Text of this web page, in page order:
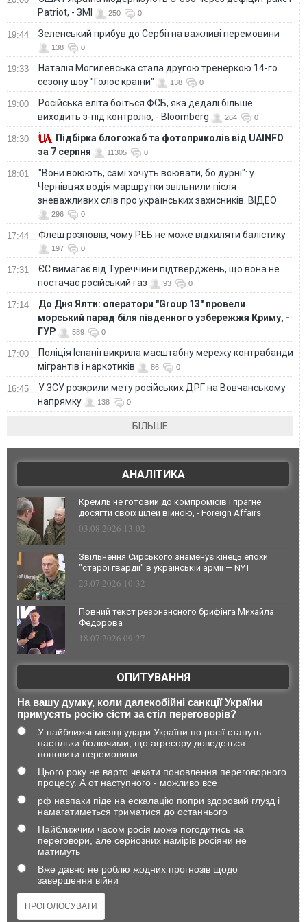
Patriot, - ЗМІ
250 0
19:44 Зеленський прибув до Сербії на важливі перемовини
138 0
19:33
Наталія Могилевська стала другою тренеркою 14-го
сезону шоу "Голос країни"
138 0
19:00
Російська еліта боїться ФСБ, яка дедалі більше
виходить з-під контролю, - Bloomberg
264 0
18:30
Підбірка блогожаб та фотоприколів від UAINFO
за 7 серпня
11305 0
18:01
"Вони воюють, самі хочуть воювати, бо дурні": у
Чернівцях водія маршрутки звільнили після
зневажливих слів про українських захисників. ВІДЕО
296 0
17:44 Флеш розповів, чому РЕБ не може відхиляти балістику
197 0
17:31
ЄС вимагає від Туреччини підтверджень, що вона не
постачає російський газ
93 0
17:14
До Дня Ялти: оператори "Group 13" провели
морський парад біля південного узбережжя Криму, -
ГУР
589 0
17:00
Поліція Іспанії викрила масштабну мережу контрабанди
мігрантів і наркотиків
86 0
16:45
У ЗСУ розкрили мету російських ДРГ на Вовчанському
напрямку
138 0
БІЛЬШЕ
АНАЛІТИКА
Кремль не готовий до компромісів і прагне
досягти своїх цілей війною, - Foreign Affairs
03.08.2026 13:02
Звільнення Сирського знаменує кінець епохи
"старої гвардії" в українській армії — NYT
23.07.2026 10:32
Повний текст резонансного брифінга Михайла
Федорова
18.07.2026 09:27
ОПИТУВАННЯ
На вашу думку, коли далекобійні санкції України
примусять росію сісти за стіл переговорів?
У найближчі місяці удари України по росії стануть
настільки болючими, що агресору доведеться
поновити перемовини
Цього року не варто чекати поновлення переговорного
процесу. А от наступного - можливо все
рф навпаки піде на ескалацію попри здоровий глузд і
намагатиметься триматися до останнього
Найближчим часом росія може погодитись на
переговори, але серйозних намірів росіяни не
матимуть
Вже давно не роблю жодних прогнозів щодо
завершення війни